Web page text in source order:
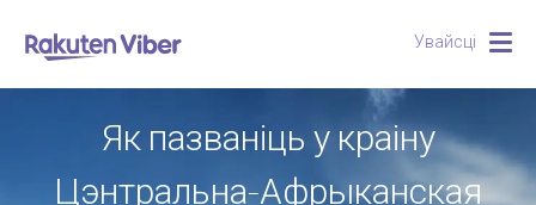
Увайсці
Як пазваніць у краіну
Цэнтральна-Афрыканская